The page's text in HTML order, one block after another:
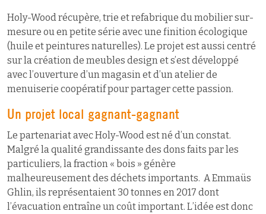
Holy-Wood récupère, trie et refabrique du mobilier sur-
mesure ou en petite série avec une finition écologique
(huile et peintures naturelles). Le projet est aussi centré
sur la création de meubles design et s’est développé
avec l’ouverture d’un magasin et d’un atelier de
menuiserie coopératif pour partager cette passion.
Un projet local gagnant-gagnant
Le partenariat avec Holy-Wood est né d’un constat.
Malgré la qualité grandissante des dons faits par les
particuliers, la fraction « bois » génère
malheureusement des déchets importants. A Emmaüs
Ghlin, ils représentaient 30 tonnes en 2017 dont
l’évacuation entraîne un coût important. L’idée est donc